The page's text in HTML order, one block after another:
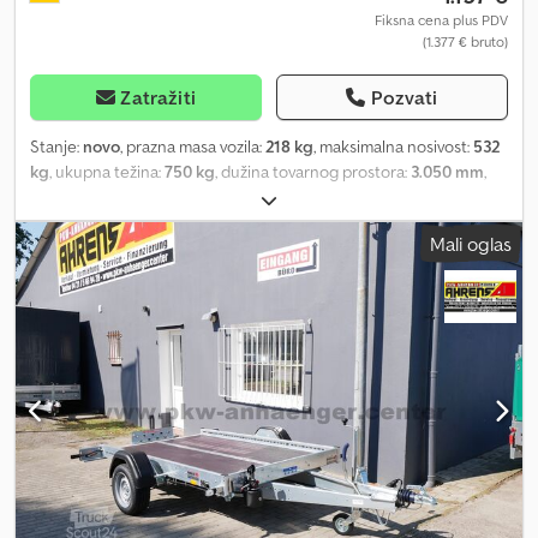
Fiksna cena plus PDV
(1.377 € bruto)
Zatražiti Pozvati
Stanje: novo, prazna masa vozila: 218 kg, maksimalna nosivost: 532
kg , ukupna težina:750 kg , dužina tovarnog prostora: 3.050 mm
1.660 mm
mm, zapremina tovarnog prostora:0,5 m³, boja:ostalo,
građevinska visina:900 mm , radna širina: 2.150 mm
, Proizvođač:
Neptun Tip: Multiprikolica GN152, N7-305, više modela. Dozvoljena
ukupna masa: 750 kg Nosivost: 532 kg Vlastita masa: 218 kg
Dimenzije sanduka: 3050 x 1660 x 100 mm Gume: 155 70 R13 74N
Visina utovara: 450 mm Površina za utovar se može naginjati -
Visoka strukturalna čvrstina zahvaljujući potpuno zavarenom
ramu, hladno oblikovanim bočnim stranicama U-profilnog rama i 5
poprečnih nosača. - Platforma za naginjanje olakšava utovar i
istovar. - Ojačana vučna šipka, nezavisno ogibljenje točkova i
gumeni elementi na osovini obezbeđuju sigurno i stabilno
upravljanje. - Platforma modela 305 multi ima bočno postavljena
zadnja svetla, tako da se prilikom naginjanja prevezeno vozilo
Mali oglas